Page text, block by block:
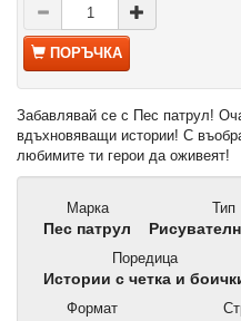
ПОРЪЧКА
Забавлявай се с Пес патрул!
вдъхновяващи истории! С
любимите ти герои да оживеят!
Марка
Пес патрул
Тип
Поредица
Истории с четка и
Формат